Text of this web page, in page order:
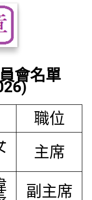
會名單
職位
主席
副主席